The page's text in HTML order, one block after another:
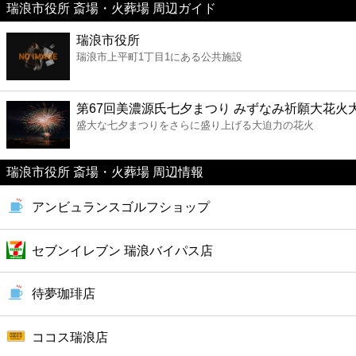
美容
コンビニ
薬局
スーパー
エンタメ
レジャー
書店
ファミレス
瑞浪市役所 斎場・火葬場 周辺ガイド
瑞浪市役所
瑞浪市上平町1丁目1にある公共施設
第67回美濃源氏七夕まつり みずなみ祈願大花火
盛大な七夕まつりをさらに盛り上げる大迫力の花火
瑞浪市役所 斎場・火葬場 周辺情報
アンビュランスゴルフショップ
セブンイレブン 瑞浪バイパス店
待夢珈琲店
ココス瑞浪店